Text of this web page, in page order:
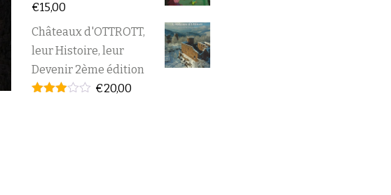
€15,00
Châteaux d'OTTROTT,
leur Histoire, leur
Devenir 2ème édition
€20,00